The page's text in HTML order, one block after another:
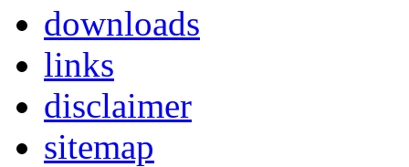
downloads
links
disclaimer
sitemap